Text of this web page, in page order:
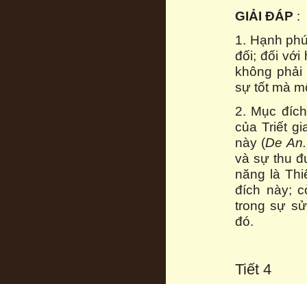
GIẢI ĐÁP :
1. Hạnh
đối; đối với
không
sự tốt mà
2. Mục
của Triết
này (De
và sự thu
năng là
đích này;
trong sự
đó.
Tiết 4